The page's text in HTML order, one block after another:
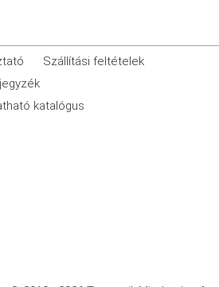
Szállítási feltételek
katalógus